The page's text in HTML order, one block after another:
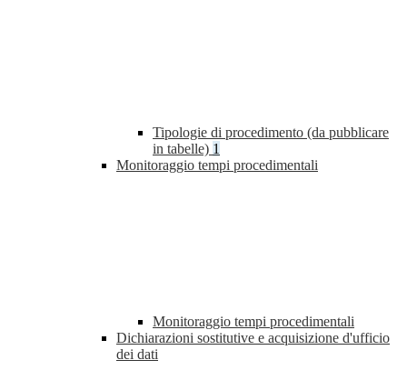
Tipologie di procedimento (da pubblicare
in tabelle) 1
Monitoraggio tempi procedimentali
Monitoraggio tempi procedimentali
Dichiarazioni sostitutive e acquisizione d'ufficio
dei dati